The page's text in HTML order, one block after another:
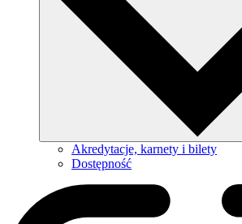
Akredytacje, karnety i bilety
Dostępność